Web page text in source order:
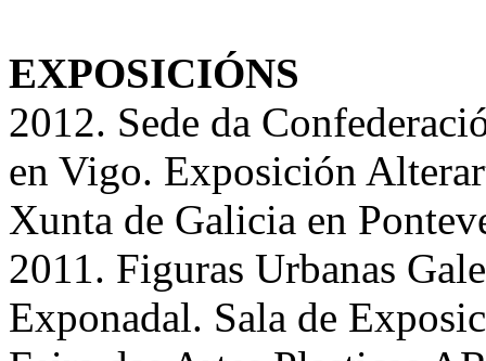
EXPOSICIÓNS
2012. Sede da
en Vigo. Exposición
Xunta de Galicia en
2011. Figuras Urbanas
Exponadal. Sala de